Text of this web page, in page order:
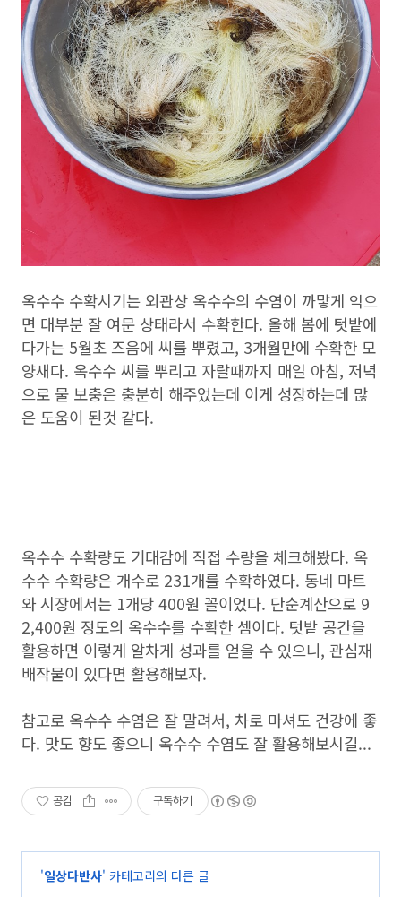
옥수수 수확시기는 외관상 옥수수의 수염이 까맣게 익으
면 대부분 잘 여문 상태라서 수확한다. 올해 봄에 텃밭에
다가는 5월초 즈음에 씨를 뿌렸고, 3개월만에 수확한 모
양새다. 옥수수 씨를 뿌리고 자랄때까지 매일 아침, 저녁
으로 물 보충은 충분히 해주었는데 이게 성장하는데 많
은 도움이 된것 같다.
옥수수 수확량도 기대감에 직접 수량을 체크해봤다. 옥
수수 수확량은 개수로 231개를 수확하였다. 동네 마트
와 시장에서는 1개당 400원 꼴이었다. 단순계산으로 9
2,400원 정도의 옥수수를 수확한 셈이다. 텃밭 공간을
활용하면 이렇게 알차게 성과를 얻을 수 있으니, 관심재
배작물이 있다면 활용해보자.
참고로 옥수수 수염은 잘 말려서, 차로 마셔도 건강에 좋
다. 맛도 향도 좋으니 옥수수 수염도 잘 활용해보시길...
공감 구독하기
'일상다반사' 카테고리의 다른 글